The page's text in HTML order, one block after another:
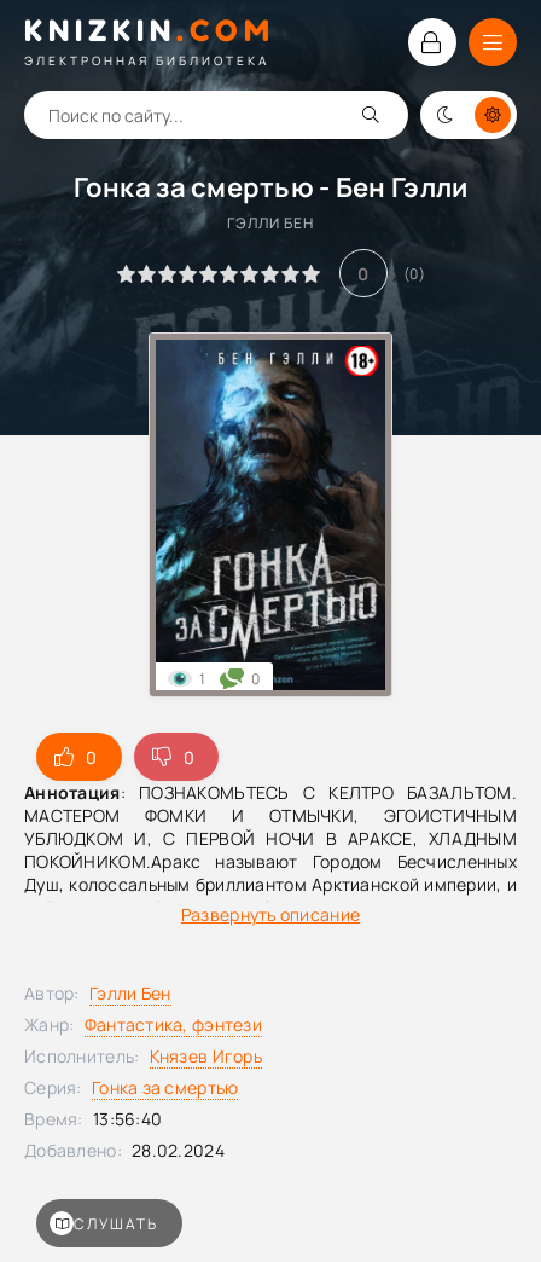
KNIZKIN.COM
ЭЛЕКТРОННАЯ БИБЛИОТЕКА
Гонка за смертью - Бен Гэлли
ГЭЛЛИ БЕН
0 (0)
0
0
Аннотация: ПОЗНАКОМЬТЕСЬ С КЕЛТРО БАЗАЛЬТОМ.
МАСТЕРОМ ФОМКИ И ОТМЫЧКИ, ЭГОИСТИЧНЫМ
УБЛЮДКОМ И, С ПЕРВОЙ НОЧИ В АРАКСЕ, ХЛАДНЫМ
ПОКОЙНИКОМ.Аракс называют Городом Бесчисленных
Душ, колоссальным бриллиантом Арктианской империи, и
всё, что требуется, чтобы им править – владеть
максимальным числом душ мертвецов. Ибо в Араксе
борется за выживание, окружающие рвутся к
императорскому трону в кровавой борьбе за власть.
Мёртвые боги шепчут из уст трупов, похититель душ
пытается создать себе имя с помощью древнего культа,
принцесса действует против императора, а убийца
намерен любой ценой добраться до Аракса.
Развернуть описание
1 0
СЛУШАТЬ
Автор: Гэлли Бен
Жанр: Фантастика, фэнтези
Исполнитель: Князев Игорь
Серия: Гонка за смертью
Время: 13:56:40
Добавлено: 28.02.2024